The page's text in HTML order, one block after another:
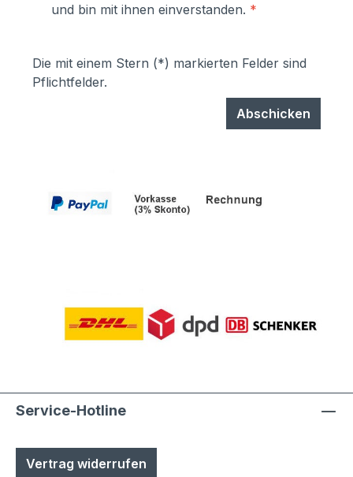
und bin mit ihnen einverstanden. *
Die mit einem Stern (*) markierten Felder sind
Pflichtfelder.
Abschicken
Service-Hotline
Vertrag widerrufen